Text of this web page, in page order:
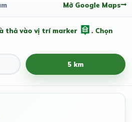
Mở Google Maps
thả vào vị trí marker
. Chọn
5 km